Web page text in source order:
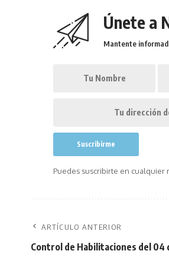
Únete a
Mantente
Puedes suscribirte en cualquier
ARTÍCULO ANTERIOR
Control de Habilitaciones del 04